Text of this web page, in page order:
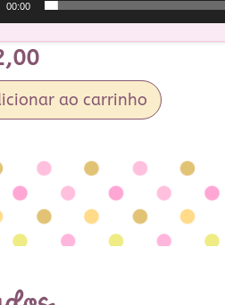
00:00
ao carrinho